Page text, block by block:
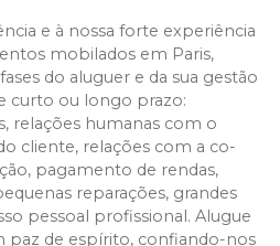
e à nossa forte experiência
mobilados em Paris,
do aluguer e da sua gestão
curto ou longo prazo:
relações humanas com o
cliente, relações com a co-
pagamento de rendas,
reparações, grandes
pessoal profissional. Alugue
paz de espírito, confiando-nos